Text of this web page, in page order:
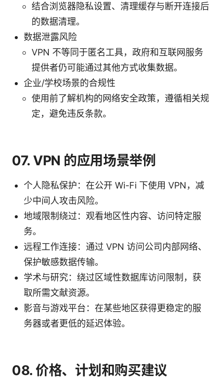
结合浏览器隐私设置、清理缓存与断开连接后
的数据清理。
数据泄露风险
VPN 不等同于匿名工具，政府和互联网服务
提供者仍可能通过其他方式收集数据。
企业/学校场景的合规性
使用前了解机构的网络安全政策，遵循相关规
定，避免违反条款。
07. VPN 的应用场景举例
个人隐私保护：在公开 Wi-Fi 下使用 VPN，减
少中间人攻击风险。
地域限制绕过：观看地区性内容、访问特定服
务。
远程工作连接：通过 VPN 访问公司内部网络、
保护敏感数据传输。
学术与研究：绕过区域性数据库访问限制，获
取所需文献资源。
影音与游戏平台：在某些地区获得更稳定的服
务器或者更低的延迟体验。
08. 价格、计划和购买建议